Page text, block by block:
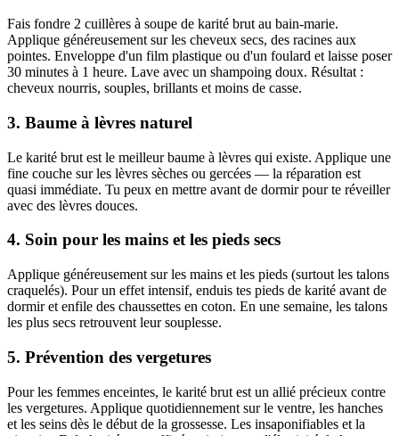
Fais fondre 2 cuillères à soupe de karité brut au bain-marie.
Applique généreusement sur les cheveux secs, des racines aux
pointes. Enveloppe d'un film plastique ou d'un foulard et laisse poser
30 minutes à 1 heure. Lave avec un shampoing doux. Résultat :
cheveux nourris, souples, brillants et moins de casse.
3. Baume à lèvres naturel
Le karité brut est le meilleur baume à lèvres qui existe. Applique une
fine couche sur les lèvres sèches ou gercées — la réparation est
quasi immédiate. Tu peux en mettre avant de dormir pour te réveiller
avec des lèvres douces.
4. Soin pour les mains et les pieds secs
Applique généreusement sur les mains et les pieds (surtout les talons
craquelés). Pour un effet intensif, enduis tes pieds de karité avant de
dormir et enfile des chaussettes en coton. En une semaine, les talons
les plus secs retrouvent leur souplesse.
5. Prévention des vergetures
Pour les femmes enceintes, le karité brut est un allié précieux contre
les vergetures. Applique quotidiennement sur le ventre, les hanches
et les seins dès le début de la grossesse. Les insaponifiables et la